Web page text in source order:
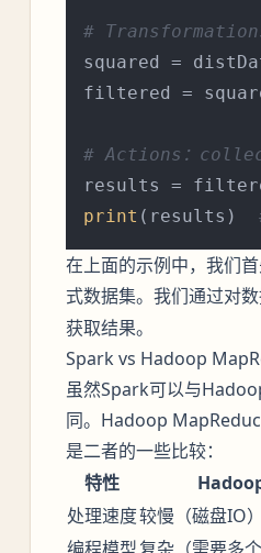
#
squared =
filtered =
# Actions：
print (results)
在上面的示例中，我们
式数据集。我们通过对
获取结果。
Spark vs Hadoop
虽然Spark可以与
同。Hadoop
是二者的一些比较：
特性
处理速度较慢（磁盘IO）